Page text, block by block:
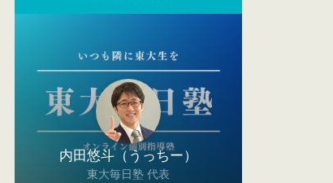
内田悠斗（うっちー）
東大毎日塾 代表